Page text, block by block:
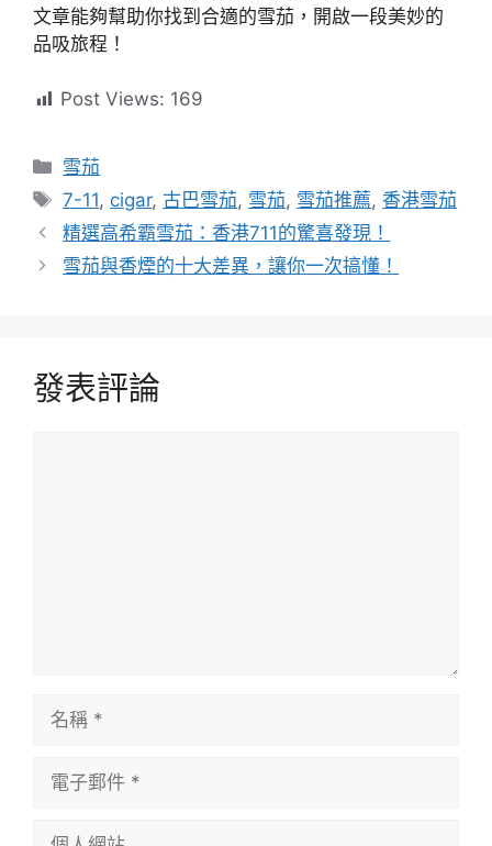
文章能夠幫助你找到合適的雪茄，開啟一段美妙的
品吸旅程！
Post Views: 169
分
類
雪茄
標
籤
7-11, cigar, 古巴雪茄, 雪茄, 雪茄推薦, 香港雪茄
精選高希霸雪茄：香港711的驚喜發現！
雪茄與香煙的十大差異，讓你一次搞懂！
發表評論